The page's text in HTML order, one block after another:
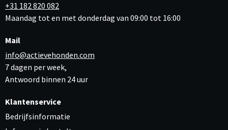
+31 182 820 082
Maandag tot en met donderdag van 09:00 tot 16:00
Mail
info@actievehonden.com
7 dagen per week,
Antwoord binnen 24 uur
Klantenservice
Bedrijfsinformatie